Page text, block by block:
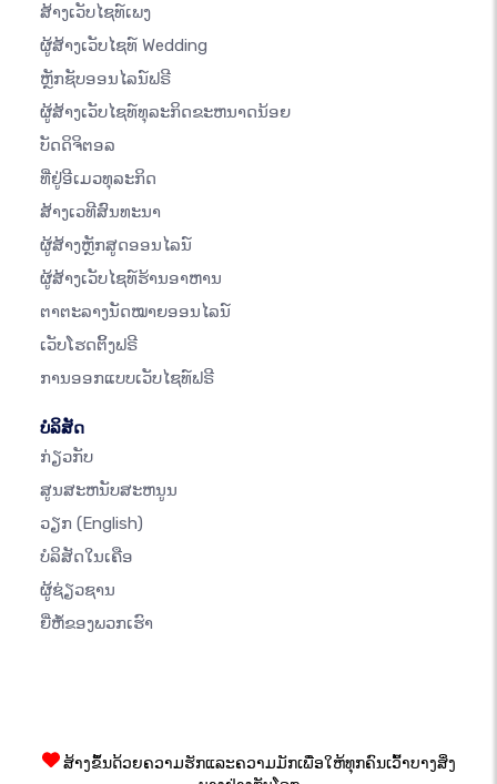
ສ້າງເວັບໄຊທ໌ເພງ
ຜູ້ສ້າງເວັບໄຊທ໌ Wedding
ຫຼັກຊັບອອນໄລນ໌ຟຣີ
ຜູ້ສ້າງເວັບໄຊທ໌ທຸລະກິດຂະຫນາດນ້ອຍ
ບັດດິຈິຕອລ
ທີ່ຢູ່ອີເມວທຸລະກິດ
ສ້າງເວທີສົນທະນາ
ຜູ້ສ້າງຫຼັກສູດອອນໄລນ໌
ຜູ້ສ້າງເວັບໄຊທ໌ຮ້ານອາຫານ
ຕາຕະລາງນັດໝາຍອອນໄລນ໌
ເວັບໂຮດຕິ້ງຟຣີ
ການອອກແບບເວັບໄຊທ໌ຟຣີ
ບໍລິສັດ
ກ່ຽວກັບ
ສູນສະຫນັບສະຫນູນ
ວຽກ (English)
ບໍລິສັດໃນເຄືອ
ຜູ້ຊ່ຽວຊານ
ຍີ່ຫໍ້ຂອງພວກເຮົາ
ສ້າງຂຶ້ນດ້ວຍຄວາມຮັກແລະຄວາມມັກເພື່ອໃຫ້ທຸກຄົນເວົ້າບາງສິ່ງ